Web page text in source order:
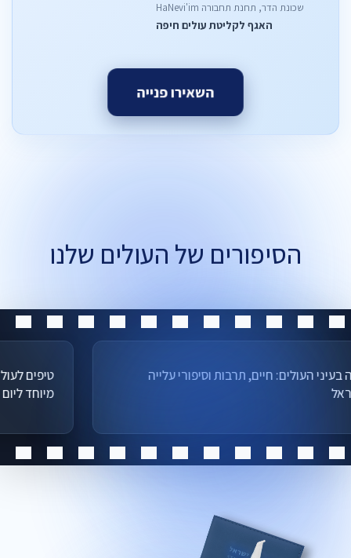
שכונת הדר, תחנת תחבורה HaNevi'im
האגף לקליטת עולים חיפה
השאירו פנייה
הסיפורים של העולים שלנו
חיפה בעיני העולים: חיים, תרבות וסיפורי עלייה
בישראל